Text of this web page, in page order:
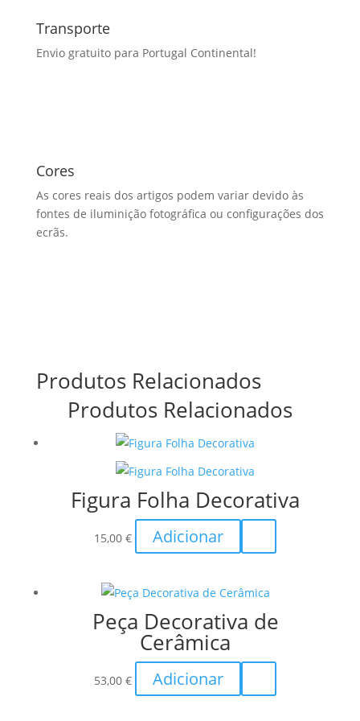
Transporte
Envio gratuito para Portugal Continental!
Cores
As cores reais dos artigos podem variar devido às
fontes de iluminição fotográfica ou configurações dos
ecrãs.
Produtos Relacionados
Produtos Relacionados
Figura Folha Decorativa
15,00€ Adicionar
Peça Decorativa de
Cerâmica
53,00€ Adicionar